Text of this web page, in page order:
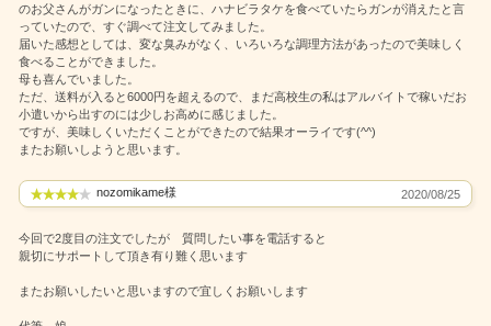
のお父さんがガンになったときに、ハナビラタケを食べていたらガンが消えたと言
っていたので、すぐ調べて注文してみました。
届いた感想としては、変な臭みがなく、いろいろな調理方法があったので美味しく
食べることができました。
母も喜んでいました。
ただ、送料が入ると6000円を超えるので、まだ高校生の私はアルバイトで稼いだお
小遣いから出すのには少しお高めに感じました。
ですが、美味しくいただくことができたので結果オーライです(^^)
またお願いしようと思います。
nozomikame様 2020/08/25
今回で2度目の注文でしたが 質問したい事を電話すると
親切にサポートして頂き有り難く思います
またお願いしたいと思いますので宜しくお願いします